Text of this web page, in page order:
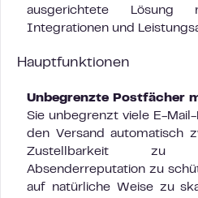
ausgerichtete
Integrationen und
Hauptfunktionen
Unbegrenzte Postfächer
Sie unbegrenzt viele E-
den Versand automatisch
Zustellbarkeit zu
Absenderreputation zu
auf natürliche Weise zu